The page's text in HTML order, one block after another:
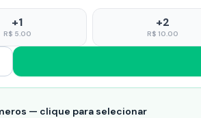
+1
R$ 5.00
+2
R$ 10.00
— clique para selecionar